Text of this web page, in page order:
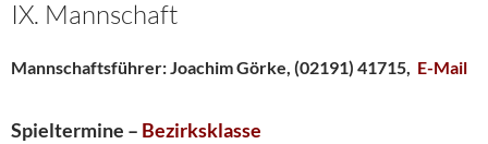
IX. Mannschaft
Mannschaftsführer:Joachim Görke, (02191) 41715, E-Mail
Spieltermine – Bezirksklasse